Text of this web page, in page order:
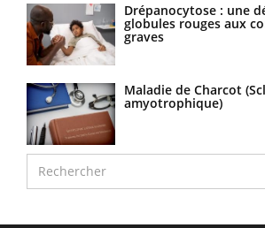
Drépanocytose : une
globules rouges aux
graves
Maladie de Charcot
amyotrophique)